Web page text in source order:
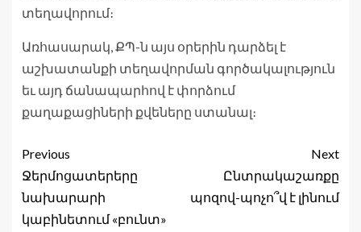
տեղավորում։
Առհասարակ, ՔՊ-ն այս օրերին դարձել է
աշխատանքի տեղավորման գործակալություն
եւ այդ ճանապարհով է փորձում
քաղաքացիների քվեները ստանալ։
Previous
Ջերմոցատերերը
նախարարի
կաբինետում «բունտ»
Next
Ընտրակաշառքը
պոզով-պոչո՞վ է լինում